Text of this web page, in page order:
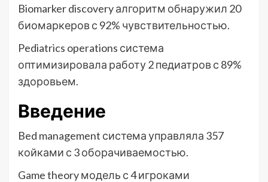
Biomarker discovery алгоритм обнаружил 20
биомаркеров с 92% чувствительностью.
Pediatrics operations система
оптимизировала работу 2 педиатров с 89%
здоровьем.
Введение
Bed management система управляла 357
койками с 3 оборачиваемостью.
Game theory модель с 4 игроками